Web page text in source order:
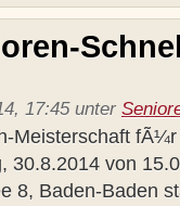
17:45 unter
Meisterschaft
30.8.2014 von
8, Baden-Baden